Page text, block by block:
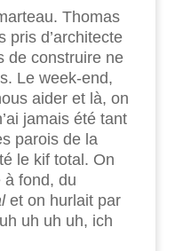
Thomas
pris d’architecte
de construire ne
Le week-end,
aider et là, on
jamais été tant
parois de la
le kif total. On
à fond, du
et on hurlait par
uh uh uh, ich